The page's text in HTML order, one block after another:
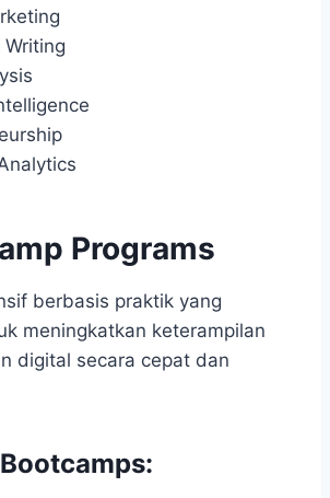
Programs
berbasis praktik yang
meningkatkan keterampilan
digital secara cepat dan